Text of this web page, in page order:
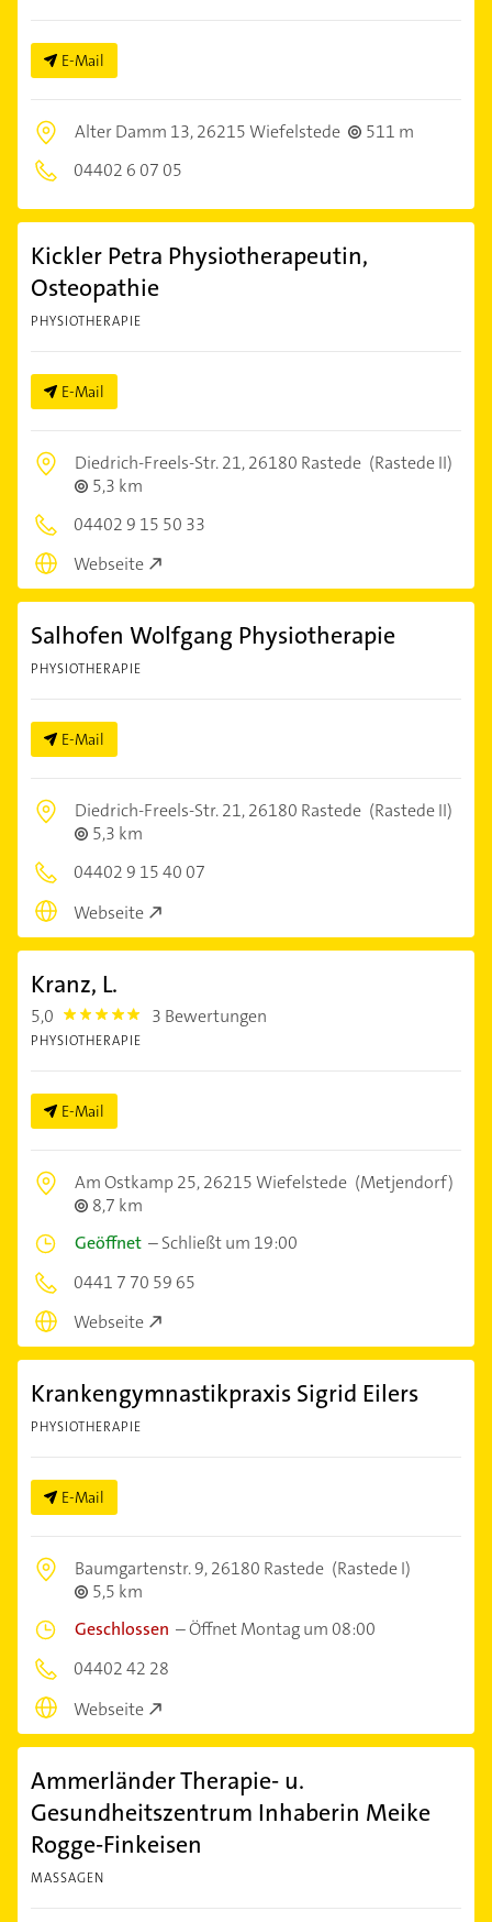
E-Mail
Alter Damm 13,26215 Wiefelstede
511 m
04402 6 07 05
Kickler Petra Physiotherapeutin,
Osteopathie
PHYSIOTHERAPIE
E-Mail
Diedrich-Freels-Str. 21,26180 Rastede (Rastede II)
5,3 km
04402 9 15 50 33
Webseite
Salhofen Wolfgang Physiotherapie
PHYSIOTHERAPIE
E-Mail
Diedrich-Freels-Str. 21,26180 Rastede (Rastede II)
5,3 km
04402 9 15 40 07
Webseite
Kranz, L.
5,0 5.0 3 Bewertungen
PHYSIOTHERAPIE
E-Mail
Am Ostkamp 25,26215 Wiefelstede (Metjendorf)
8,7 km
Geöffnet –Schließt um 19:00
0441 7 70 59 65
Webseite
Krankengymnastikpraxis Sigrid Eilers
PHYSIOTHERAPIE
E-Mail
Baumgartenstr. 9,26180 Rastede (Rastede I)
5,5 km
Geschlossen –Öffnet Montag um 08:00
04402 42 28
Webseite
Ammerländer Therapie- u.
Gesundheitszentrum Inhaberin Meike
Rogge-Finkeisen
MASSAGEN